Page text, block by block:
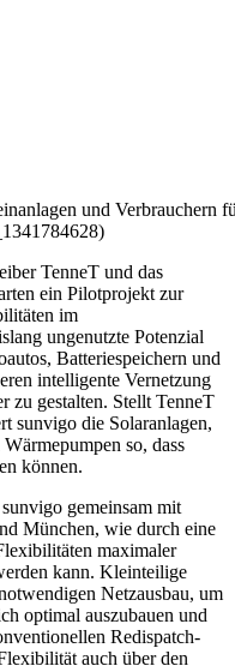
und Verbrauchern
TenneT und das
ein Pilotprojekt zur
im
ungenutzte Potenzial
Batteriespeichern und
intelligente Vernetzung
zu gestalten. Stellt TenneT
sunvigo die Solaranlagen,
so, dass
können.
gemeinsam mit
München, wie durch eine
maximaler
kann. Kleinteilige
Netzausbau, um
optimal auszubauen und
Redispatch-
auch über den